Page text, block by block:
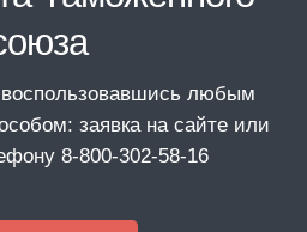
воспользовавшись любым
заявка на сайте или
8‑800‑302‑58‑16